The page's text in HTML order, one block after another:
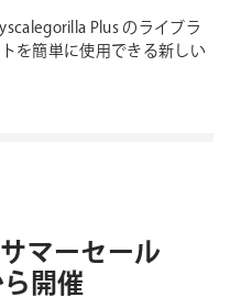
Plus のライブラ
を簡単に使用できる新しい
マーセール
開催